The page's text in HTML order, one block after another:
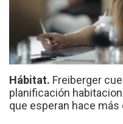
Hábitat. Freiberger
planificación
que esperan hace más